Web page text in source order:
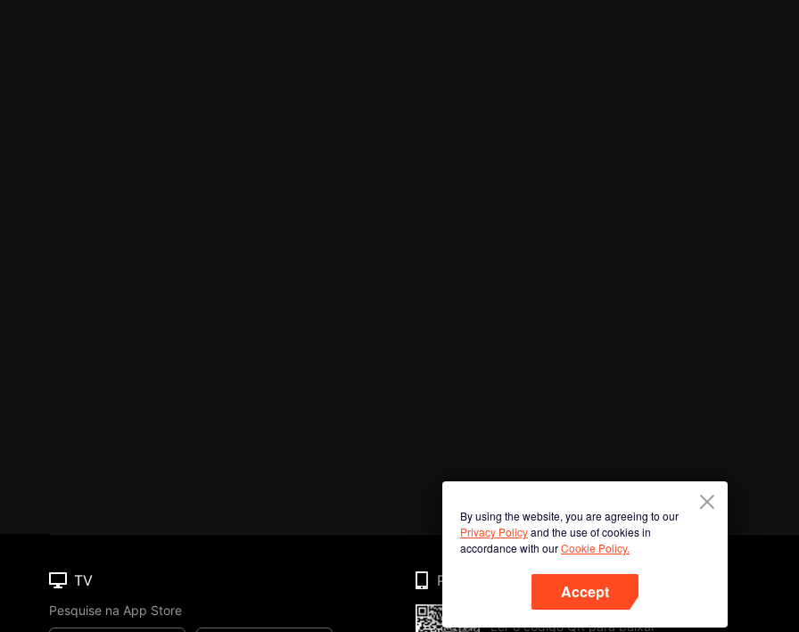
By using the website, you are agreeing to our
Privacy Policyand the use of cookies in
accordance with ourCookie Policy.
Accept
TV
Pesquise na App Store
Phone
Ler o código QR para baixar